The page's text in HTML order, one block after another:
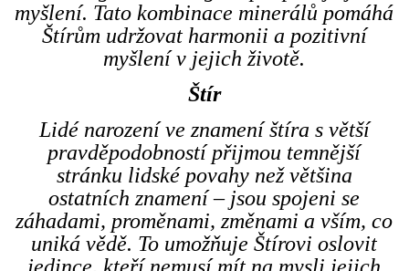
myšlení. Tato kombinace minerálů pomáhá
Štírům udržovat harmonii a pozitivní
myšlení v jejich životě.
Štír
Lidé narození ve znamení štíra s větší
pravděpodobností přijmou temnější
stránku lidské povahy než většina
ostatních znamení – jsou spojeni se
záhadami, proměnami, změnami a vším, co
uniká vědě. To umožňuje Štírovi oslovit